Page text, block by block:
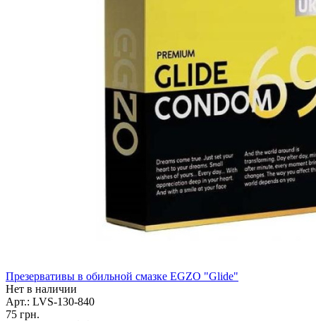
Презервативы в обильной смазке EGZO "Glide"
Нет в наличии
Арт.: LVS-130-840
75 грн.